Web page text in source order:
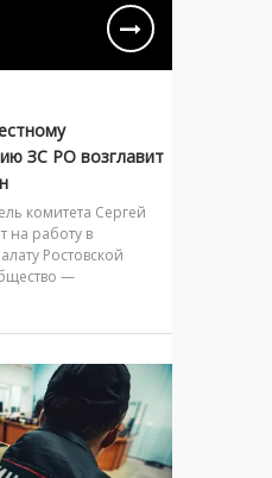
ЗС РО возглавит
комитета Сергей
на работу в
Ростовской
—